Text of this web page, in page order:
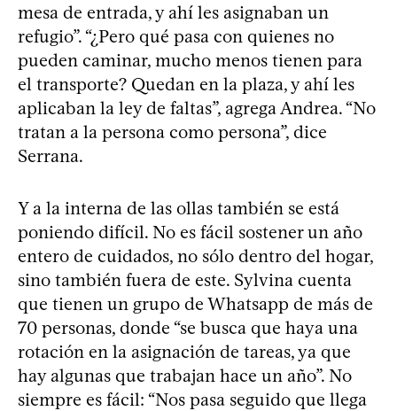
mesa de entrada, y ahí les asignaban un
refugio”. “¿Pero qué pasa con quienes no
pueden caminar, mucho menos tienen para
el transporte? Quedan en la plaza, y ahí les
aplicaban la ley de faltas”, agrega Andrea. “No
tratan a la persona como persona”, dice
Serrana.
Y a la interna de las ollas también se está
poniendo difícil. No es fácil sostener un año
entero de cuidados, no sólo dentro del hogar,
sino también fuera de este. Sylvina cuenta
que tienen un grupo de Whatsapp de más de
70 personas, donde “se busca que haya una
rotación en la asignación de tareas, ya que
hay algunas que trabajan hace un año”. No
siempre es fácil: “Nos pasa seguido que llega